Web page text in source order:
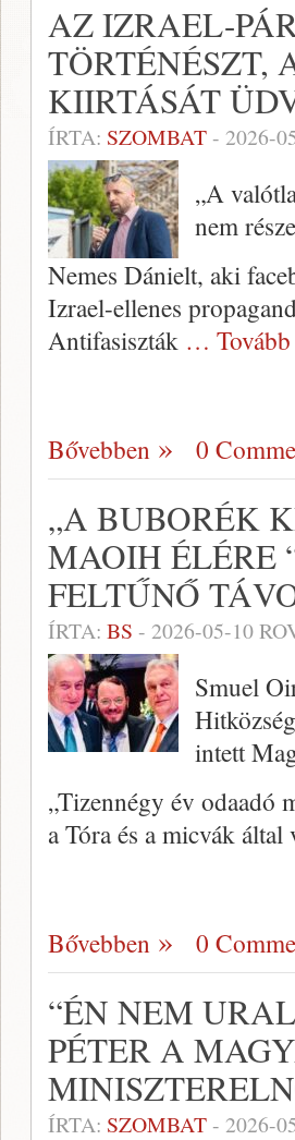
AZ IZRAEL-
TÖRTÉNÉSZT,
KIIRTÁSÁT
ÍRTA: SZOMBAT- 2026-
„A
nem
Nemes Dánielt, aki
Izrael-ellenes
Antifasiszták …
Bővebben 0
„A BUBORÉK
MAOIH ÉLÉRE
FELTŰNŐ
ÍRTA: BS - 2026-05-10
Smuel
intett
„Tizennégy év odaadó
a Tóra és a micvák
Bővebben 0
“ÉN NEM
PÉTER A
ÍRTA: SZOMBAT- 2026-